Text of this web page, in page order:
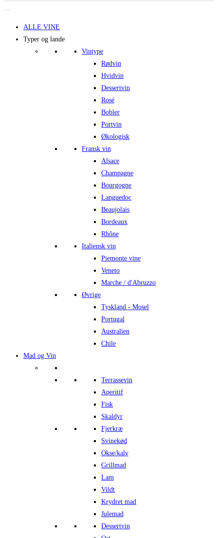
ALLE VINE
Typer og lande
Vintype
Rødvin
Hvidvin
Dessertvin
Rosé
Bobler
Portvin
Økologisk
Fransk vin
Alsace
Champagne
Bourgogne
Languedoc
Beaujolais
Bordeaux
Rhône
Italiensk vin
Piemonte vine
Veneto
Marche / d'Abruzzo
Øvrige
Tyskland - Mosel
Portugal
Australien
Chile
Mad og Vin
Terrassevin
Aperitif
Fisk
Skaldyr
Fjerkræ
Svinekød
Okse/kalv
Grillmad
Lam
Vildt
Krydret mad
Julemad
Dessertvin